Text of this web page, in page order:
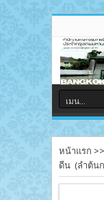
หน้าแรก >>
ดีน (ลำต้น